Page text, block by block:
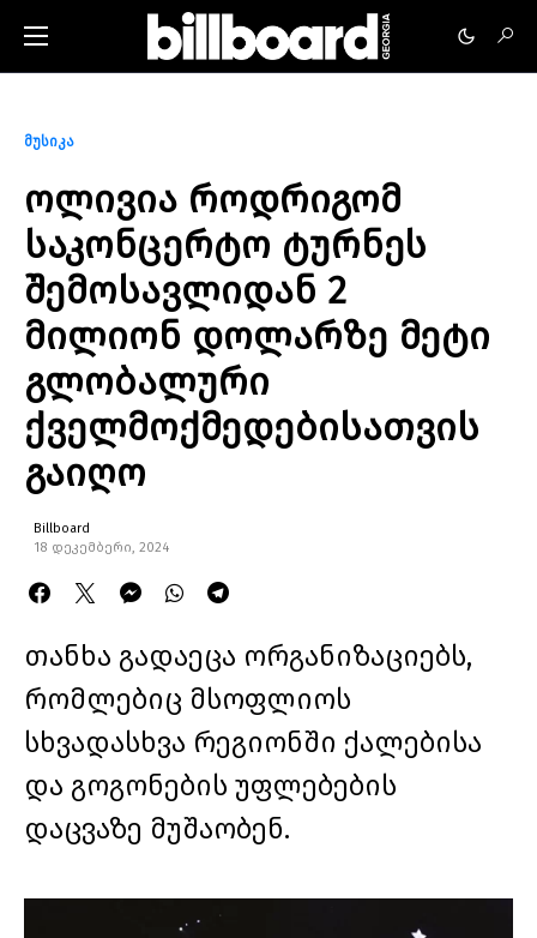
მუსიკა
ოლივია როდრიგომ
საკონცერტო ტურნეს
შემოსავლიდან 2
მილიონ დოლარზე მეტი
გლობალური
ქველმოქმედებისათვის
გაიღო
Billboard
18 დეკემბერი, 2024
თანხა გადაეცა ორგანიზაციებს,
რომლებიც მსოფლიოს
სხვადასხვა რეგიონში ქალებისა
და გოგონების უფლებების
დაცვაზე მუშაობენ.